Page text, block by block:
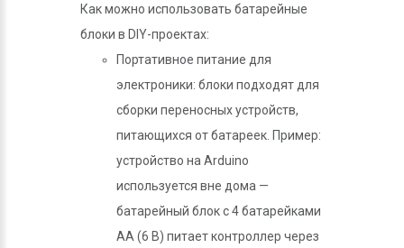
Как можно использовать батарейные
блоки в DIY-проектах:
Портативное питание для
электроники: блоки подходят для
сборки переносных устройств,
питающихся от батареек. Пример:
устройство на Arduino
используется вне дома —
батарейный блок с 4 батарейками
АА (6 В) питает контроллер через